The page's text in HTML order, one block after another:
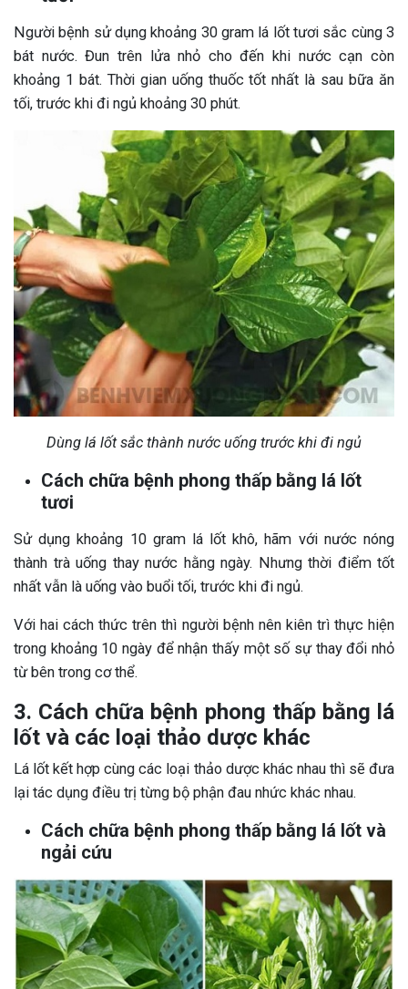
Người bệnh sử dụng khoảng 30 gram lá lốt tươi sắc cùng 3
bát nước. Đun trên lửa nhỏ cho đến khi nước cạn còn
khoảng 1 bát. Thời gian uống thuốc tốt nhất là sau bữa ăn
tối, trước khi đi ngủ khoảng 30 phút.
Dùng lá lốt sắc thành nước uống trước khi đi ngủ
Cách chữa bệnh phong thấp bằng lá lốt
tươi
Sử dụng khoảng 10 gram lá lốt khô, hãm với nước nóng
thành trà uống thay nước hằng ngày. Nhưng thời điểm tốt
nhất vẫn là uống vào buổi tối, trước khi đi ngủ.
Với hai cách thức trên thì người bệnh nên kiên trì thực hiện
trong khoảng 10 ngày để nhận thấy một số sự thay đổi nhỏ
từ bên trong cơ thể.
3. Cách chữa bệnh phong thấp bằng lá
lốt và các loại thảo dược khác
Lá lốt kết hợp cùng các loại thảo dược khác nhau thì sẽ đưa
lại tác dụng điều trị từng bộ phận đau nhức khác nhau.
Cách chữa bệnh phong thấp bằng lá lốt và
ngải cứu